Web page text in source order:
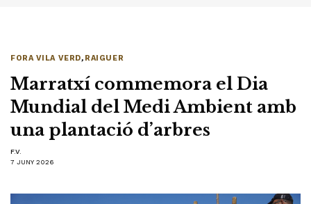
FORA VILA VERD, RAIGUER
Marratxí commemora el Dia
Mundial del Medi Ambient amb
una plantació d’arbres
F.V.
7 JUNY 2026